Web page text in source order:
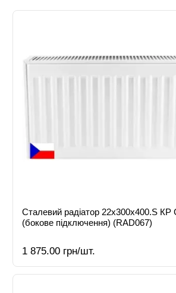
Сталевий радіатор 22х300х400.S КР
(бокове підключення) (RAD067)
1 875.00 грн/шт.